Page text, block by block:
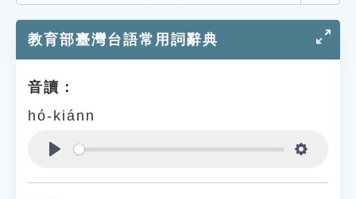
知識索引
遊戲專區
教育部臺灣台語常用詞辭典
音讀：
hó-kiánn